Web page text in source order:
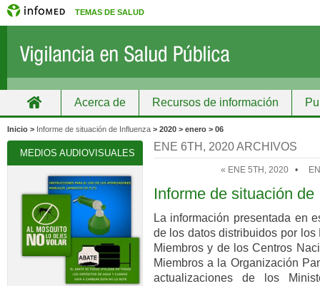
TEMAS DE SALUD
Acerca de Recursos de información
Grupos Recursos de información
Inicio > Informe de situación de Influenza > 2020 > enero > 06
ENE 6TH, 2020 ARCHIVOS
« ENE 5TH, 2020 •
Informe de situación de
La información presentada en
de los datos distribuidos por
Miembros y de los Centros
Miembros a la Organización
actualizaciones de los
MEDIOS AUDIOVISUALES